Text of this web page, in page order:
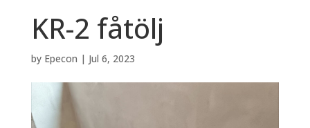
KR-2 fåtölj
by Epecon | Jul 6, 2023